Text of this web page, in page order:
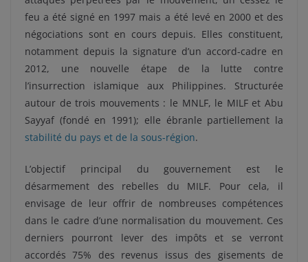
feu a été signé en 1997 mais a été levé en 2000 et des
négociations sont en cours depuis. Elles constituent,
notamment depuis la signature d’un accord-cadre en
2012, une nouvelle étape de la lutte contre
l’insurrection islamique aux Philippines. Structurée
autour de trois mouvements : le MNLF, le MILF et Abu
Sayyaf (fondé en 1991); elle ébranle partiellement la
stabilité du pays et de la sous-région.
L’objectif principal du gouvernement est le
désarmement des rebelles du MILF. Pour cela, il
envisage de leur offrir de nombreuses compétences
dans le cadre d’une normalisation du mouvement. Ces
derniers pourront lever des impôts et se verront
accordés 75% des revenus issus des gisements de